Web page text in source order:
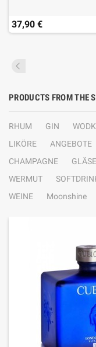
37,90 €
PRODUCTS FROM THE
RHUM GIN
LIKÖRE
ANGEBOTE
CHAMPAGNE
WERMUT
WEINE
Moonshine